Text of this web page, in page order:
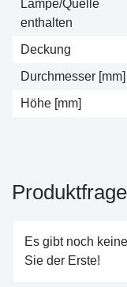
Lampe/Quelle
enthalten
Deckung
Durchmesser [mm]
Höhe [mm]
Es gibt noch
Sie der Erste!